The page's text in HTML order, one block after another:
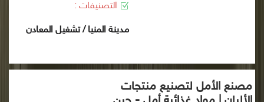
التصنيفات :
مدينة المنيا / تشغيل المعادن
مصنع الأمل لتصنيع منتجات